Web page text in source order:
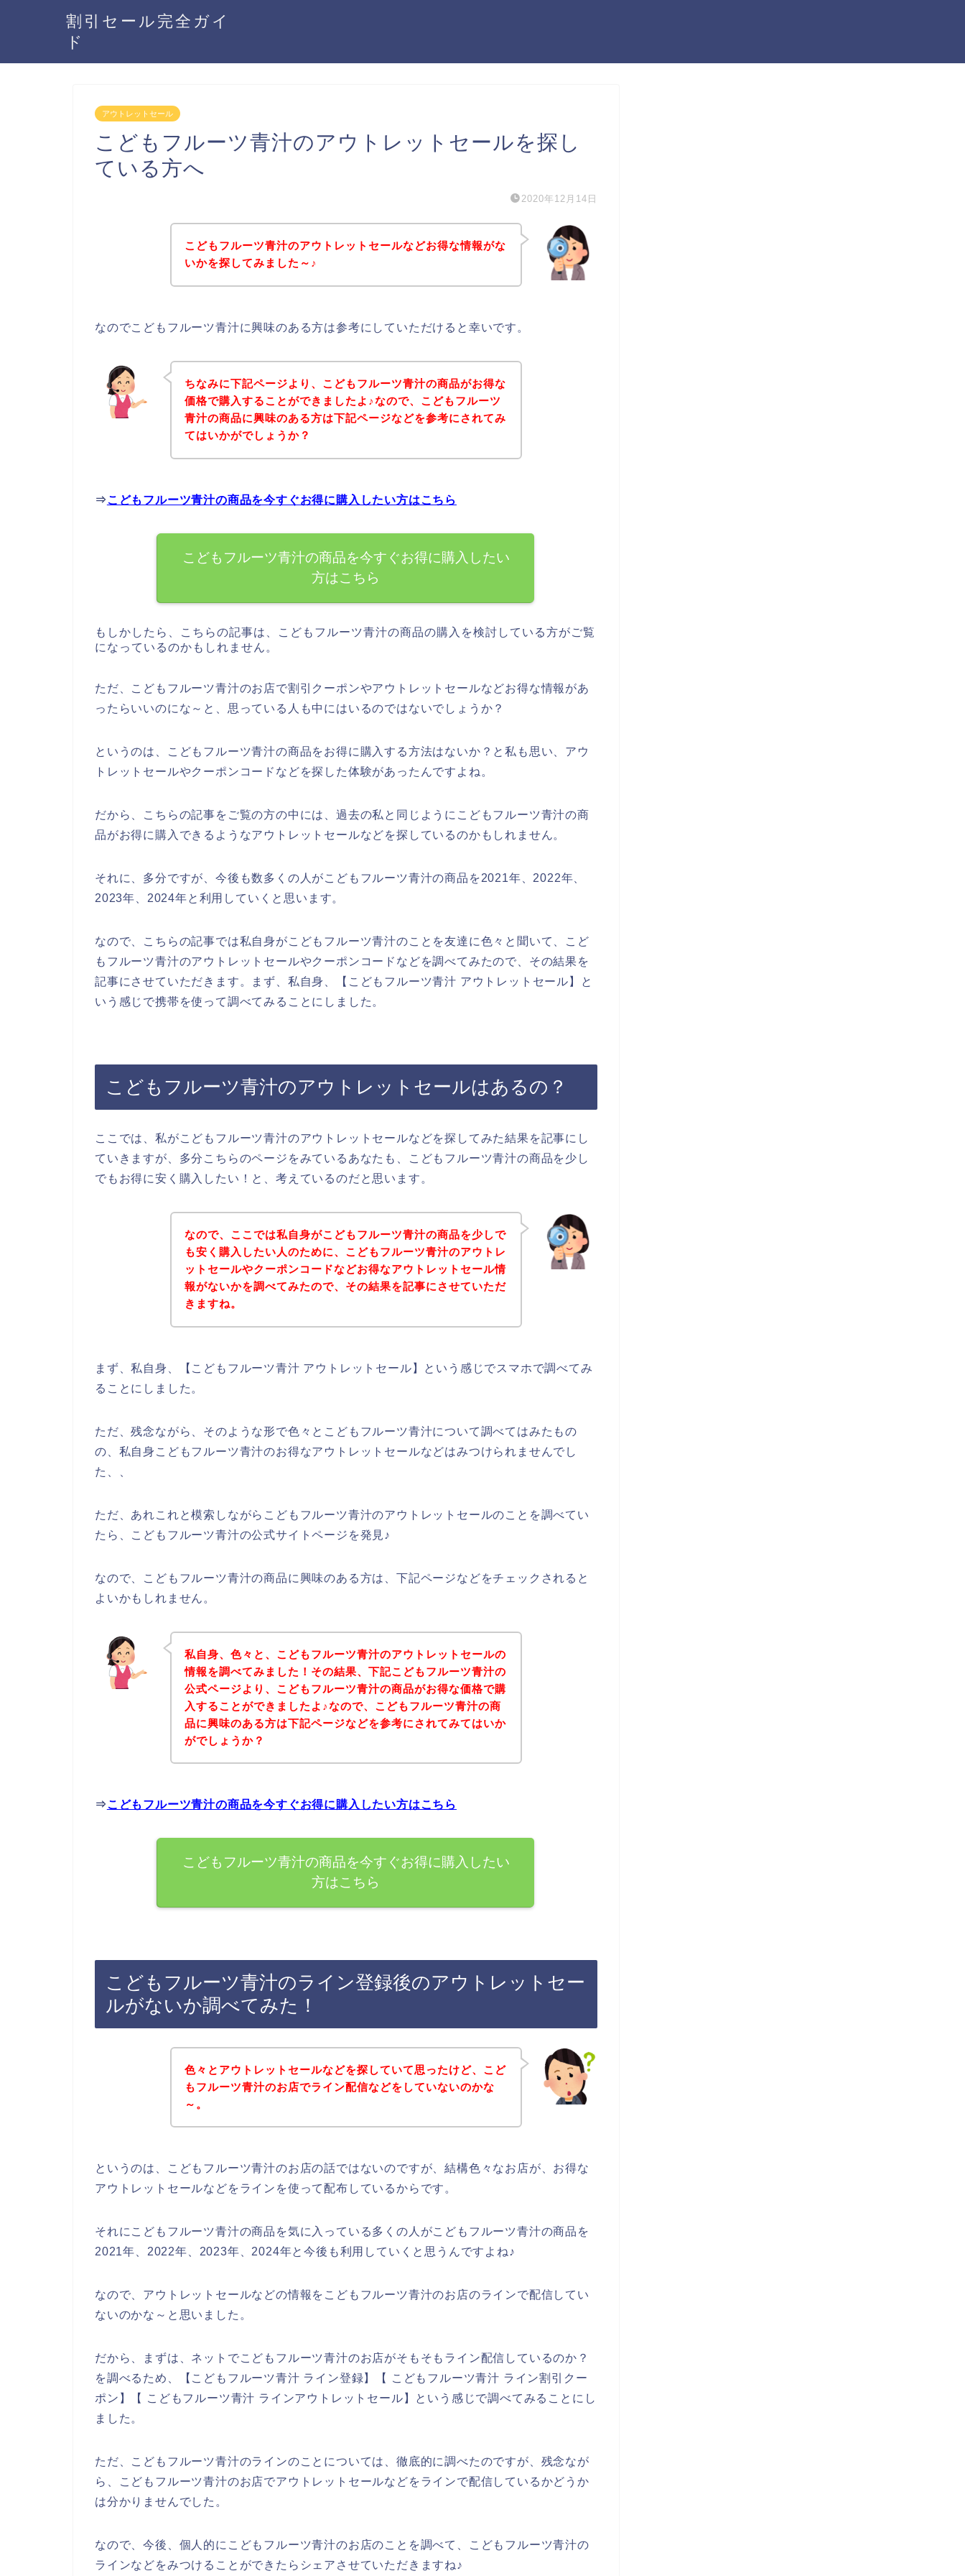
割引セール完全ガイ
ド
アウトレットセール
こどもフルーツ青汁のアウトレットセールを探し
ている方へ
2020年12月14日
こどもフルーツ青汁のアウトレットセールなどお得な情報がな
いかを探してみました～♪
なのでこどもフルーツ青汁に興味のある方は参考にしていただけると幸いです。
ちなみに下記ページより、こどもフルーツ青汁の商品がお得な
価格で購入することができましたよ♪なので、こどもフルーツ
青汁の商品に興味のある方は下記ページなどを参考にされてみ
てはいかがでしょうか？
⇒こどもフルーツ青汁の商品を今すぐお得に購入したい方はこちら
こどもフルーツ青汁の商品を今すぐお得に購入したい
方はこちら
もしかしたら、こちらの記事は、こどもフルーツ青汁の商品の購入を検討している方がご覧
になっているのかもしれません。
ただ、こどもフルーツ青汁のお店で割引クーポンやアウトレットセールなどお得な情報があ
ったらいいのにな～と、思っている人も中にはいるのではないでしょうか？
というのは、こどもフルーツ青汁の商品をお得に購入する方法はないか？と私も思い、アウ
トレットセールやクーポンコードなどを探した体験があったんですよね。
だから、こちらの記事をご覧の方の中には、過去の私と同じようにこどもフルーツ青汁の商
品がお得に購入できるようなアウトレットセールなどを探しているのかもしれません。
それに、多分ですが、今後も数多くの人がこどもフルーツ青汁の商品を2021年、2022年、
2023年、2024年と利用していくと思います。
なので、こちらの記事では私自身がこどもフルーツ青汁のことを友達に色々と聞いて、こど
もフルーツ青汁のアウトレットセールやクーポンコードなどを調べてみたので、その結果を
記事にさせていただきます。まず、私自身、【こどもフルーツ青汁 アウトレットセール】と
いう感じで携帯を使って調べてみることにしました。
こどもフルーツ青汁のアウトレットセールはあるの？
ここでは、私がこどもフルーツ青汁のアウトレットセールなどを探してみた結果を記事にし
ていきますが、多分こちらのページをみているあなたも、こどもフルーツ青汁の商品を少し
でもお得に安く購入したい！と、考えているのだと思います。
なので、ここでは私自身がこどもフルーツ青汁の商品を少しで
も安く購入したい人のために、こどもフルーツ青汁のアウトレ
ットセールやクーポンコードなどお得なアウトレットセール情
報がないかを調べてみたので、その結果を記事にさせていただ
きますね。
まず、私自身、【こどもフルーツ青汁 アウトレットセール】という感じでスマホで調べてみ
ることにしました。
ただ、残念ながら、そのような形で色々とこどもフルーツ青汁について調べてはみたもの
の、私自身こどもフルーツ青汁のお得なアウトレットセールなどはみつけられませんでし
た、、
ただ、あれこれと模索しながらこどもフルーツ青汁のアウトレットセールのことを調べてい
たら、こどもフルーツ青汁の公式サイトページを発見♪
なので、こどもフルーツ青汁の商品に興味のある方は、下記ページなどをチェックされると
よいかもしれません。
私自身、色々と、こどもフルーツ青汁のアウトレットセールの
情報を調べてみました！その結果、下記こどもフルーツ青汁の
公式ページより、こどもフルーツ青汁の商品がお得な価格で購
入することができましたよ♪なので、こどもフルーツ青汁の商
品に興味のある方は下記ページなどを参考にされてみてはいか
がでしょうか？
⇒こどもフルーツ青汁の商品を今すぐお得に購入したい方はこちら
こどもフルーツ青汁の商品を今すぐお得に購入したい
方はこちら
こどもフルーツ青汁のライン登録後のアウトレットセー
ルがないか調べてみた！
色々とアウトレットセールなどを探していて思ったけど、こど
もフルーツ青汁のお店でライン配信などをしていないのかな
～。
というのは、こどもフルーツ青汁のお店の話ではないのですが、結構色々なお店が、お得な
アウトレットセールなどをラインを使って配布しているからです。
それにこどもフルーツ青汁の商品を気に入っている多くの人がこどもフルーツ青汁の商品を
2021年、2022年、2023年、2024年と今後も利用していくと思うんですよね♪
なので、アウトレットセールなどの情報をこどもフルーツ青汁のお店のラインで配信してい
ないのかな～と思いました。
だから、まずは、ネットでこどもフルーツ青汁のお店がそもそもライン配信しているのか？
を調べるため、【こどもフルーツ青汁 ライン登録】【 こどもフルーツ青汁 ライン割引クー
ポン】【 こどもフルーツ青汁 ラインアウトレットセール】という感じで調べてみることにし
ました。
ただ、こどもフルーツ青汁のラインのことについては、徹底的に調べたのですが、残念なが
ら、こどもフルーツ青汁のお店でアウトレットセールなどをラインで配信しているかどうか
は分かりませんでした。
なので、今後、個人的にこどもフルーツ青汁のお店のことを調べて、こどもフルーツ青汁の
ラインなどをみつけることができたらシェアさせていただきますね♪